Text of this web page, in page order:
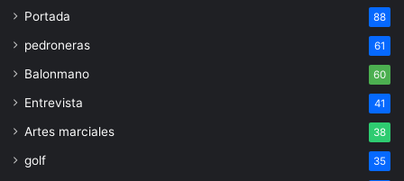
Portada 88
pedroneras 61
Balonmano 60
Entrevista 41
Artes marciales 38
golf 35